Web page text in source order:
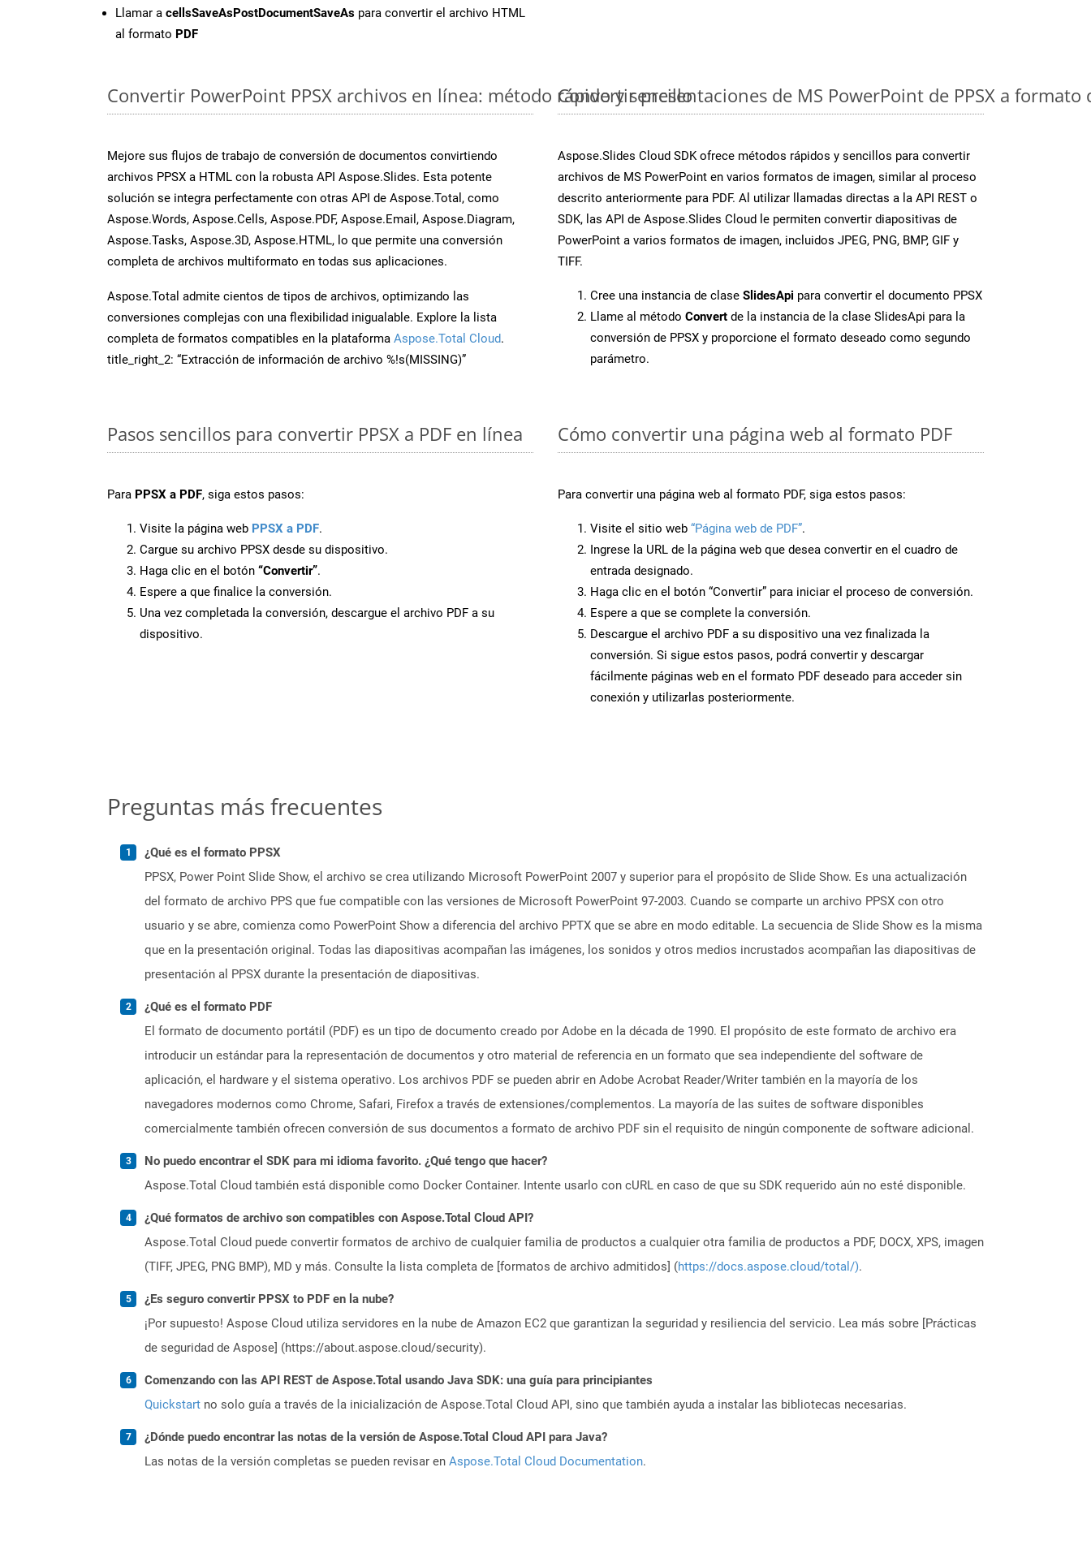
Llamar a cellsSaveAsPostDocumentSaveAs para convertir el archivo HTML
al formato PDF
Convertir PowerPoint PPSX archivos en línea: método rápido y sencillo
Mejore sus flujos de trabajo de conversión de documentos convirtiendo
archivos PPSX a HTML con la robusta API Aspose.Slides. Esta potente
solución se integra perfectamente con otras API de Aspose.Total, como
Aspose.Words, Aspose.Cells, Aspose.PDF, Aspose.Email, Aspose.Diagram,
Aspose.Tasks, Aspose.3D, Aspose.HTML, lo que permite una conversión
completa de archivos multiformato en todas sus aplicaciones.
Aspose.Total admite cientos de tipos de archivos, optimizando las
conversiones complejas con una flexibilidad inigualable. Explore la lista
completa de formatos compatibles en la plataforma Aspose.Total Cloud.
title_right_2: “Extracción de información de archivo %!s(MISSING)”
Convertir presentaciones de MS PowerPoint de PPSX a formato
Aspose.Slides Cloud SDK ofrece métodos rápidos y sencillos para convertir
archivos de MS PowerPoint en varios formatos de imagen, similar al proceso
descrito anteriormente para PDF. Al utilizar llamadas directas a la API REST o
SDK, las API de Aspose.Slides Cloud le permiten convertir diapositivas de
PowerPoint a varios formatos de imagen, incluidos JPEG, PNG, BMP, GIF y
TIFF.
Cree una instancia de clase SlidesApi para convertir el documento PPSX
Llame al método Convert de la instancia de la clase SlidesApi para la
conversión de PPSX y proporcione el formato deseado como segundo
parámetro.
Pasos sencillos para convertir PPSX a PDF en línea
Para PPSX a PDF, siga estos pasos:
Visite la página web PPSX a PDF.
Cargue su archivo PPSX desde su dispositivo.
Haga clic en el botón “Convertir”.
Espere a que finalice la conversión.
Una vez completada la conversión, descargue el archivo PDF a su
dispositivo.
Cómo convertir una página web al formato PDF
Para convertir una página web al formato PDF, siga estos pasos:
Visite el sitio web “Página web de PDF”.
Ingrese la URL de la página web que desea convertir en el cuadro de
entrada designado.
Haga clic en el botón “Convertir” para iniciar el proceso de conversión.
Espere a que se complete la conversión.
Descargue el archivo PDF a su dispositivo una vez finalizada la
conversión. Si sigue estos pasos, podrá convertir y descargar
fácilmente páginas web en el formato PDF deseado para acceder sin
conexión y utilizarlas posteriormente.
Preguntas más frecuentes
¿Qué es el formato PPSX
PPSX, Power Point Slide Show, el archivo se crea utilizando Microsoft PowerPoint 2007 y superior para el propósito de Slide Show. Es una actualización
del formato de archivo PPS que fue compatible con las versiones de Microsoft PowerPoint 97-2003. Cuando se comparte un archivo PPSX con otro
usuario y se abre, comienza como PowerPoint Show a diferencia del archivo PPTX que se abre en modo editable. La secuencia de Slide Show es la misma
que en la presentación original. Todas las diapositivas acompañan las imágenes, los sonidos y otros medios incrustados acompañan las diapositivas de
presentación al PPSX durante la presentación de diapositivas.
¿Qué es el formato PDF
El formato de documento portátil (PDF) es un tipo de documento creado por Adobe en la década de 1990. El propósito de este formato de archivo era
introducir un estándar para la representación de documentos y otro material de referencia en un formato que sea independiente del software de
aplicación, el hardware y el sistema operativo. Los archivos PDF se pueden abrir en Adobe Acrobat Reader/Writer también en la mayoría de los
navegadores modernos como Chrome, Safari, Firefox a través de extensiones/complementos. La mayoría de las suites de software disponibles
comercialmente también ofrecen conversión de sus documentos a formato de archivo PDF sin el requisito de ningún componente de software adicional.
No puedo encontrar el SDK para mi idioma favorito. ¿Qué tengo que hacer?
Aspose.Total Cloud también está disponible como Docker Container. Intente usarlo con cURL en caso de que su SDK requerido aún no esté disponible.
¿Qué formatos de archivo son compatibles con Aspose.Total Cloud API?
Aspose.Total Cloud puede convertir formatos de archivo de cualquier familia de productos a cualquier otra familia de productos a PDF, DOCX, XPS, imagen
(TIFF, JPEG, PNG BMP), MD y más. Consulte la lista completa de [formatos de archivo admitidos] (https://docs.aspose.cloud/total/).
¿Es seguro convertir PPSX to PDF en la nube?
¡Por supuesto! Aspose Cloud utiliza servidores en la nube de Amazon EC2 que garantizan la seguridad y resiliencia del servicio. Lea más sobre [Prácticas
de seguridad de Aspose] (https://about.aspose.cloud/security).
Comenzando con las API REST de Aspose.Total usando Java SDK: una guía para principiantes
Quickstart no solo guía a través de la inicialización de Aspose.Total Cloud API, sino que también ayuda a instalar las bibliotecas necesarias.
¿Dónde puedo encontrar las notas de la versión de Aspose.Total Cloud API para Java?
Las notas de la versión completas se pueden revisar en Aspose.Total Cloud Documentation.